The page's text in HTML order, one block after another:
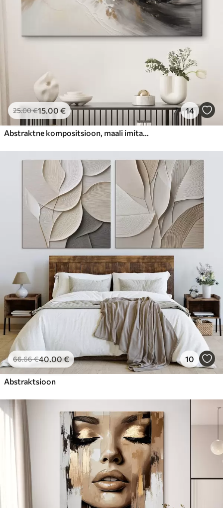
25.00€15.00 € 14
Abstraktne kompositsioon, maali imitatsioon
66.66€40.00€ 10
Abstraktsioon